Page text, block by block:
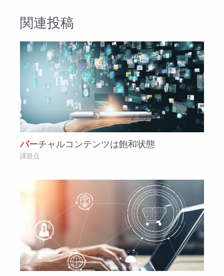
ー
ョ
ン
関連投稿
バーチャルコンテンツは飽和状態
課題点